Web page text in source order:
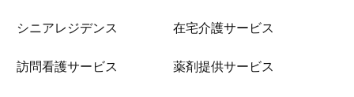
シニアレジデンス 在宅介護サービス
訪問看護サービス 薬剤提供サービス